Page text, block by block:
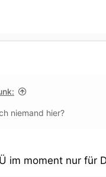
niemand hier?
im moment nur für